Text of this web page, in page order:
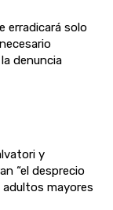
erradicará solo
denuncia
y
“el desprecio
adultos mayores